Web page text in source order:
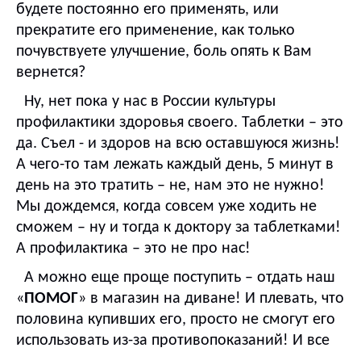
будете постоянно его применять, или
прекратите его применение, как только
почувствуете улучшение, боль опять к Вам
вернется?
Ну, нет пока у нас в России культуры
профилактики здоровья своего. Таблетки – это
да. Съел - и здоров на всю оставшуюся жизнь!
А чего-то там лежать каждый день, 5 минут в
день на это тратить – не, нам это не нужно!
Мы дождемся, когда совсем уже ходить не
сможем – ну и тогда к доктору за таблетками!
А профилактика – это не про нас!
А можно еще проще поступить – отдать наш
« ПОМОГ» в магазин на диване! И плевать, что
половина купивших его, просто не cмогут его
использовать из-за противопоказаний! И все